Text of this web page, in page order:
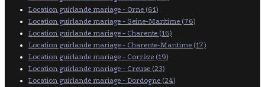
Location guirlande mariage - Orne (61)
Location guirlande mariage - Seine-Maritime (76)
Location guirlande mariage - Charente (16)
Location guirlande mariage - Charente-Maritime (17)
Location guirlande mariage - Corrèze (19)
Location guirlande mariage - Creuse (23)
Location guirlande mariage - Dordogne (24)